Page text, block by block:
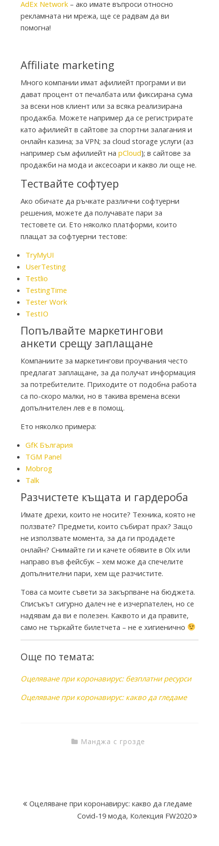
AdEx Network– ако имате въпроси относно
рекламната ни мрежа, ще се радвам да ви
помогна!
Affiliate marketing
Много компании имат афилиейт програми и ви
дават процент от печалбата или фиксирана сума
за всеки нов клиент или за всяка реализирана
продажба. Можете например да се регистрирате
като афилиейт в сайтове за спортни залагания и
онлайн казина; за VPN; за cloud storage услуги (аз
например съм афилиейт на pCloud); в сайтове за
продажби на мода и аксесоари и какво ли още не.
Тествайте софтуер
Ако обичате да ръчкате различни софтуерни
решения, можете да получавате пари за
тестовете си. Ето няколко платформи, които
плащат за софтуерни тестове:
TryMyUI
UserTesting
Testlio
TestingTime
Tester Work
TestIO
Попълвайте маркетингови
анкети срещу заплащане
Компаниите за маркетингови проучвания често
предлагат заплащане, за да получат информация
за потребителите. Приходите от подобна работа
са по-скоро малки, но в такива времена всеки
допълнителен лев е в помощ.
Ето няколко примера:
GfK България
TGM Panel
Mobrog
Talk
Разчистете къщата и гардероба
Имате дрехи, които не носите? Техника, която не
ползвате? Предмети, които събират прах? Защо
не използвате момента, за да ги продадете
онлайн? Снимайте ги и качете обявите в Olx или
направо във фейсбук – хем може да спечелите
допълнителни пари, хем ще разчистите.
Това са моите съвети за закърпване на бюджета.
Списъкът сигурно далеч не е изчерпателен, но се
надявам да ви е полезен. Каквото и да правите,
само не търкайте билетчета – не е хигиенично
Още по темата:
Оцеляване при коронавирус: безплатни ресурси
Оцеляване при коронавирус: какво да гледаме
Манджа с грозде
Оцеляване при коронавирус: какво да гледаме
Covid-19 мода, Колекция FW2020